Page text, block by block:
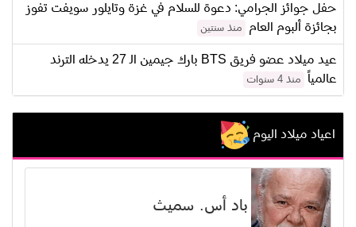
حفل جوائز الجرامي: دعوة للسلام في غزة وتايلور سويفت تفوز
بجائزة ألبوم العام
منذ سنتين
عيد ميلاد عضو فريق BTS بارك جيمين الـ 27 يدخله الترند
عالمياً
منذ 4 سنوات
اعياد ميلاد اليوم
باد أس. سميث